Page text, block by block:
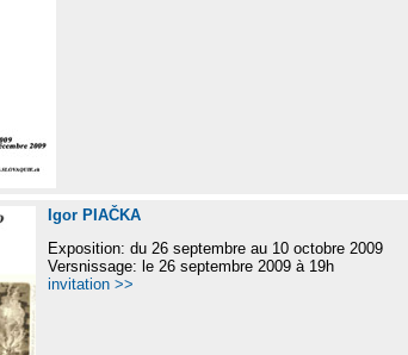
Igor PIAČKA
Exposition: du 26 septembre au 10 octobre 2009
Versnissage: le 26 septembre 2009 à 19h
invitation >>